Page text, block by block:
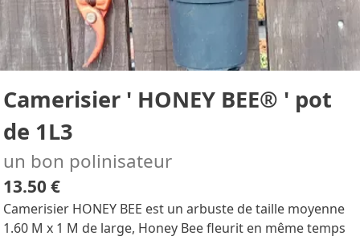
Camerisier ' HONEY BEE® ' pot
de 1L3
un bon polinisateur
13.50 €
Camerisier HONEY BEE est un arbuste de taille moyenne
1.60 M x 1 M de large, Honey Bee fleurit en même temps